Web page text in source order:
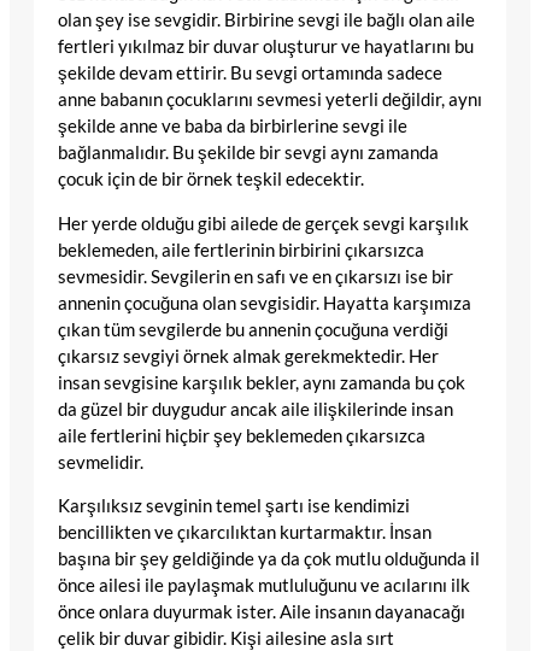
olan şey ise sevgidir. Birbirine sevgi ile bağlı olan aile
fertleri yıkılmaz bir duvar oluşturur ve hayatlarını bu
şekilde devam ettirir. Bu sevgi ortamında sadece
anne babanın çocuklarını sevmesi yeterli değildir, aynı
şekilde anne ve baba da birbirlerine sevgi ile
bağlanmalıdır. Bu şekilde bir sevgi aynı zamanda
çocuk için de bir örnek teşkil edecektir.
Her yerde olduğu gibi ailede de gerçek sevgi karşılık
beklemeden, aile fertlerinin birbirini çıkarsızca
sevmesidir. Sevgilerin en safı ve en çıkarsızı ise bir
annenin çocuğuna olan sevgisidir. Hayatta karşımıza
çıkan tüm sevgilerde bu annenin çocuğuna verdiği
çıkarsız sevgiyi örnek almak gerekmektedir. Her
insan sevgisine karşılık bekler, aynı zamanda bu çok
da güzel bir duygudur ancak aile ilişkilerinde insan
aile fertlerini hiçbir şey beklemeden çıkarsızca
sevmelidir.
Karşılıksız sevginin temel şartı ise kendimizi
bencillikten ve çıkarcılıktan kurtarmaktır. İnsan
başına bir şey geldiğinde ya da çok mutlu olduğunda il
önce ailesi ile paylaşmak mutluluğunu ve acılarını ilk
önce onlara duyurmak ister. Aile insanın dayanacağı
çelik bir duvar gibidir. Kişi ailesine asla sırt